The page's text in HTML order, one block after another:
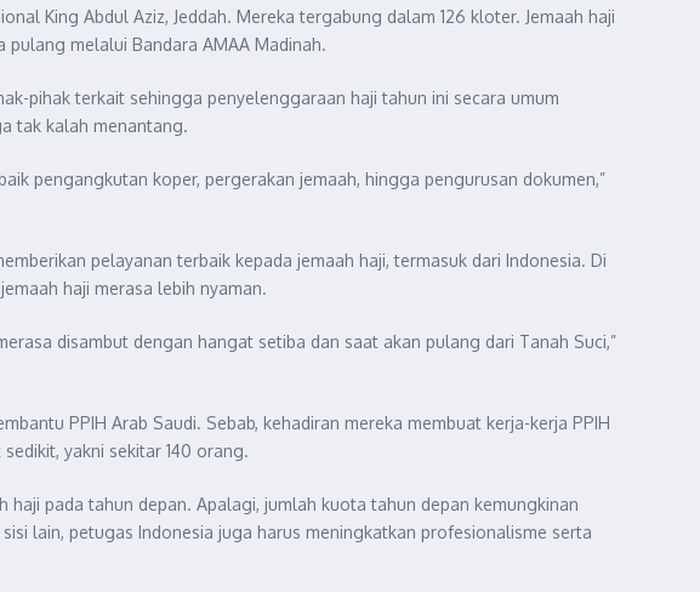
King Abdul Aziz, Jeddah. Mereka tergabung dalam 126 kloter. Jemaah haji
melalui Bandara AMAA Madinah.
pihak terkait sehingga penyelenggaraan haji tahun ini secara umum
tak kalah menantang.
pengangkutan koper, pergerakan jemaah, hingga pengurusan dokumen,”
pelayanan terbaik kepada jemaah haji, termasuk dari Indonesia. Di
haji merasa lebih nyaman.
disambut dengan hangat setiba dan saat akan pulang dari Tanah Suci,”
PPIH Arab Saudi. Sebab, kehadiran mereka membuat kerja-kerja PPIH
yakni sekitar 140 orang.
pada tahun depan. Apalagi, jumlah kuota tahun depan kemungkinan
lain, petugas Indonesia juga harus meningkatkan profesionalisme serta